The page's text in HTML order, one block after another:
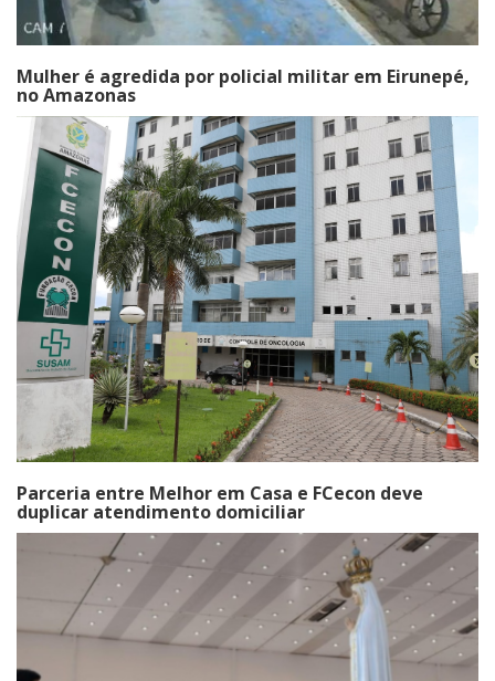
Mulher é agredida por policial militar em Eirunepé,
no Amazonas
Parceria entre Melhor em Casa e FCecon deve
duplicar atendimento domiciliar